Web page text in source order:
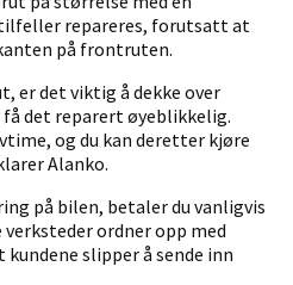
repareres, forutsatt at
på frontruten.
er det viktig å dekke over
det reparert øyeblikkelig.
og du kan deretter kjøre
Alanko.
på bilen, betaler du vanligvis
ordner opp med
slipper å sende inn